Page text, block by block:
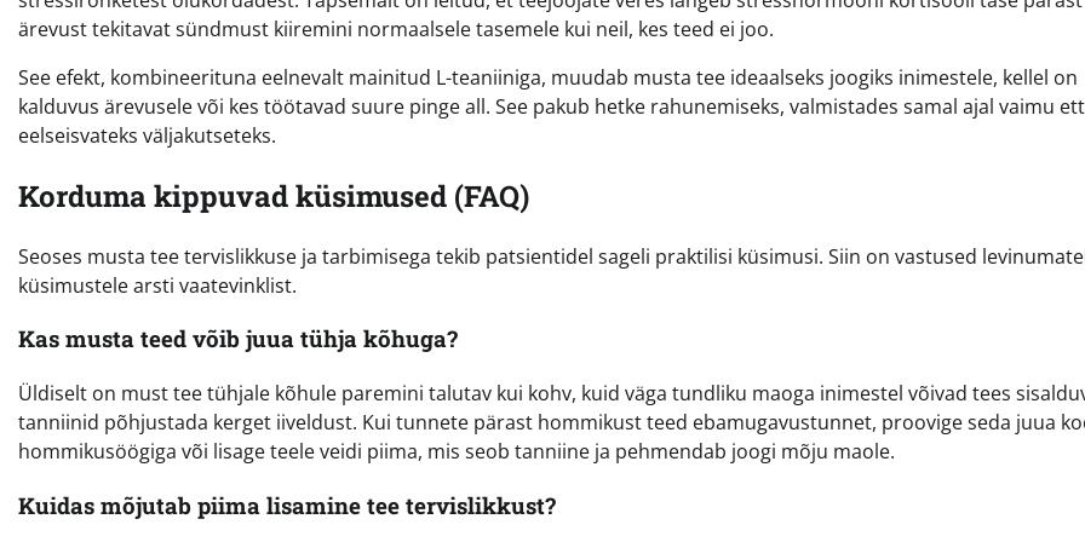
ärevust tekitavat sündmust kiiremini normaalsele tasemele kui neil, kes teed ei joo.
See efekt, kombineerituna eelnevalt mainitud L-teaniiniga, muudab musta tee ideaalseks joogiks inimestele, kellel on
kalduvus ärevusele või kes töötavad suure pinge all. See pakub hetke rahunemiseks, valmistades samal ajal vaimu
eelseisvateks väljakutseteks.
Korduma kippuvad küsimused (FAQ)
Seoses musta tee tervislikkuse ja tarbimisega tekib patsientidel sageli praktilisi küsimusi. Siin on vastused
küsimustele arsti vaatevinklist.
Kas musta teed võib juua tühja kõhuga?
Üldiselt on must tee tühjale kõhule paremini talutav kui kohv, kuid väga tundliku maoga inimestel võivad tees
tanniinid põhjustada kerget iiveldust. Kui tunnete pärast hommikust teed ebamugavustunnet, proovige seda juua
hommikusöögiga või lisage teele veidi piima, mis seob tanniine ja pehmendab joogi mõju maole.
Kuidas mõjutab piima lisamine tee tervislikkust?